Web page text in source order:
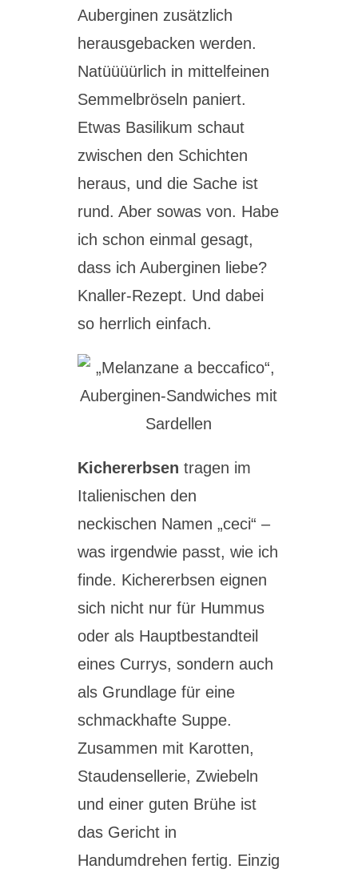
Auberginen zusätzlich
herausgebacken werden.
Natüüüürlich in mittelfeinen
Semmelbröseln paniert.
Etwas Basilikum schaut
zwischen den Schichten
heraus, und die Sache ist
rund. Aber sowas von. Habe
ich schon einmal gesagt,
dass ich Auberginen liebe?
Knaller-Rezept. Und dabei
so herrlich einfach.
Kichererbsen tragen im
Italienischen den
neckischen Namen „ceci“ –
was irgendwie passt, wie ich
finde. Kichererbsen eignen
sich nicht nur für Hummus
oder als Hauptbestandteil
eines Currys, sondern auch
als Grundlage für eine
schmackhafte Suppe.
Zusammen mit Karotten,
Staudensellerie, Zwiebeln
und einer guten Brühe ist
das Gericht in
Handumdrehen fertig. Einzig